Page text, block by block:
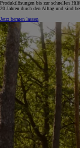
Produktlösungen bis zur schnellen
20 Jahren durch den Alltag und sind
Jetzt beraten lassen